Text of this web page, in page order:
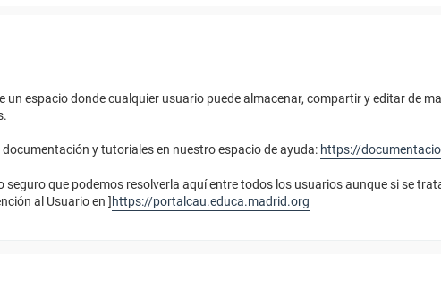
un espacio donde cualquier usuario puede almacenar, compartir y editar de
y tutoriales en nuestro espacio de ayuda: https://
que podemos resolverla aquí entre todos los usuarios aunque si se
al Usuario en ] https://portalcau.educa.madrid.org